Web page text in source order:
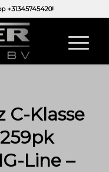
+31345745420!
C-Klasse
Line –